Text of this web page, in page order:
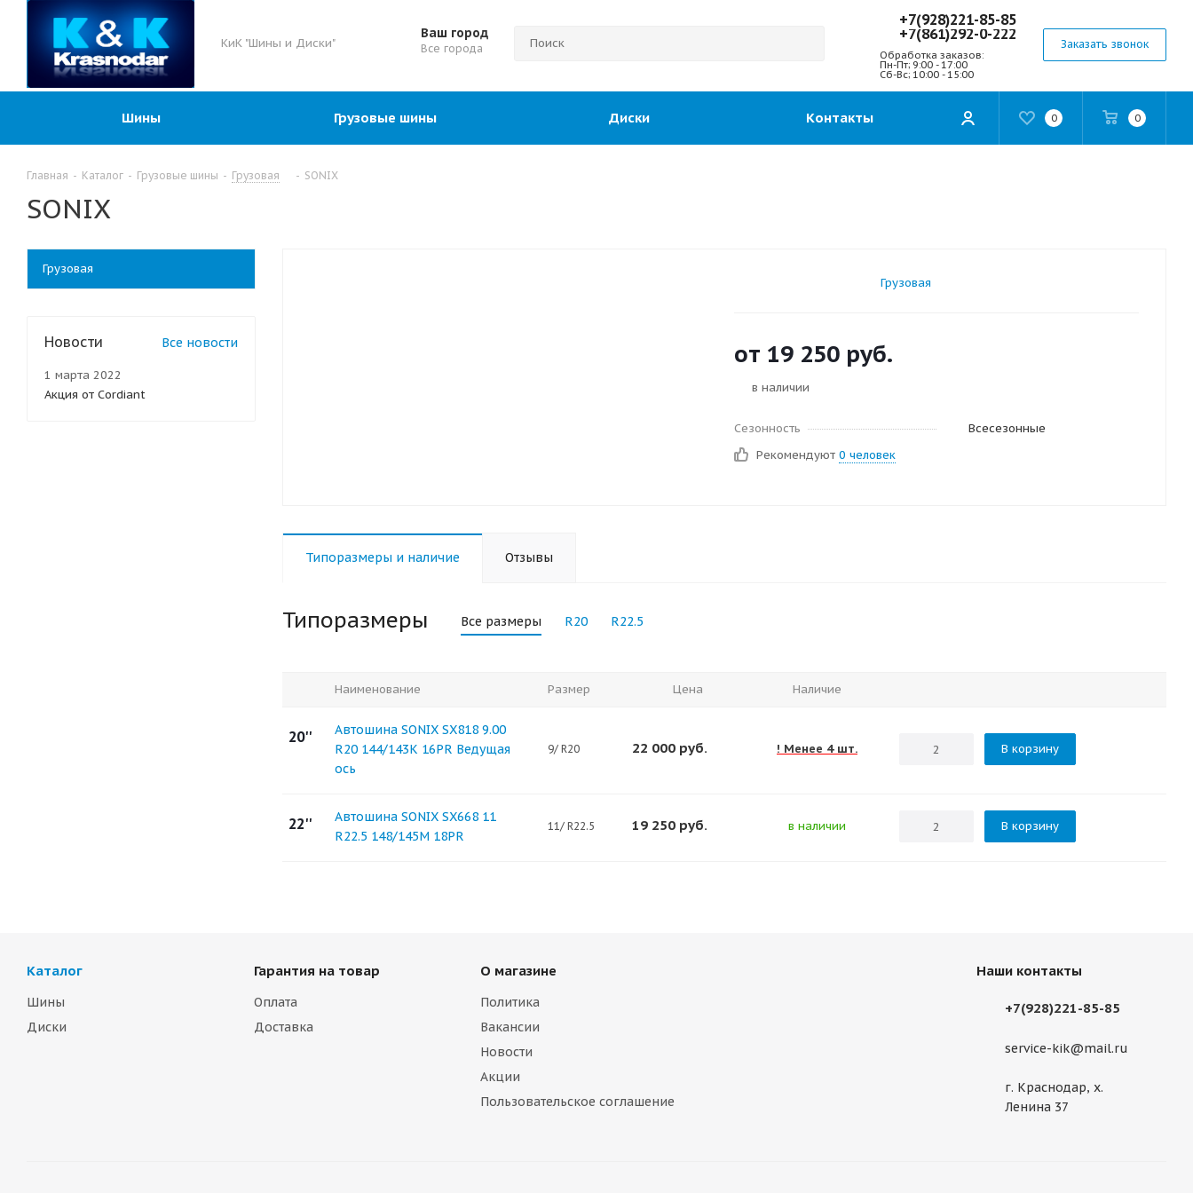
КиК "Шины и Диски"
Ваш город
Все города
+7(928)221-85-85
+7(861)292-0-222
Обработка заказов:
Пн-Пт; 9:00 - 17:00
Сб-Вс; 10:00 - 15:00
Заказать звонок
0 0
Шины Грузовые шины Диски Контакты
Главная - Каталог - Грузовые шины - Грузовая - SONIX
SONIX
Грузовая
от 19 250 руб.
в наличии
Сезонность
Всесезонные
Рекомендуют 0 человек
Типоразмеры и наличие Отзывы
Типоразмеры Все размеры R20 R22.5
Наименование Размер Цена Наличие
20''
Автошина SONIX SX818 9.00
R20 144/143K 16PR Ведущая
ось
9/ R20 22 000 руб. ! Менее 4 шт. В корзину
22''
Автошина SONIX SX668 11
R22.5 148/145M 18PR
11/ R22.5 19 250 руб. в наличии В корзину
Грузовая
Новости Все новости
1 марта 2022
Акция от Cordiant
Каталог
Шины
Диски
Гарантия на товар
Оплата
Доставка
О магазине
Политика
Вакансии
Новости
Акции
Пользовательское соглашение
Наши контакты
+7(928)221-85-85
service-kik@mail.ru
г. Краснодар, х.
Ленина 37